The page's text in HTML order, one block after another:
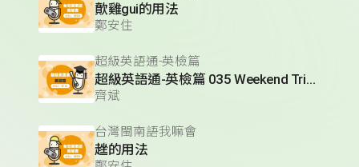
歕雞gui的用法
鄭安住
超級英語通-英檢篇
超級英語通-英檢篇 035 Weekend Trip- 週末旅遊
齊斌
台灣閩南語我嘛會
趖的用法